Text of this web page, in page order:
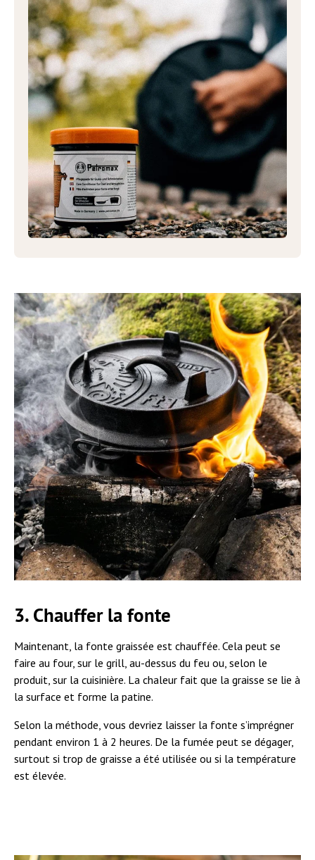
3. Chauffer la fonte
Maintenant, la fonte graissée est chauffée. Cela peut se
faire au four, sur le grill, au-dessus du feu ou, selon le
produit, sur la cuisinière. La chaleur fait que la graisse se lie à
la surface et forme la patine.
Selon la méthode, vous devriez laisser la fonte s’imprégner
pendant environ 1 à 2 heures. De la fumée peut se dégager,
surtout si trop de graisse a été utilisée ou si la température
est élevée.